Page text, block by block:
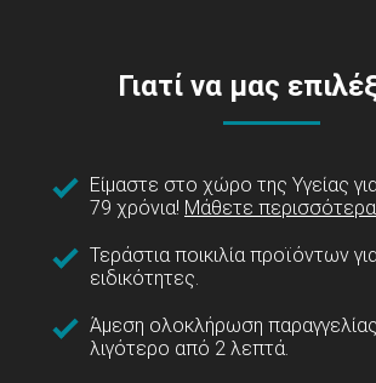
Γιατί να μας
Είμαστε στο χώρο της Υγείας
79 χρόνια! Μάθετε περισσότερα
Τεράστια ποικιλία προϊόντων
ειδικότητες.
Άμεση ολοκλήρωση
λιγότερο από 2 λεπτά.